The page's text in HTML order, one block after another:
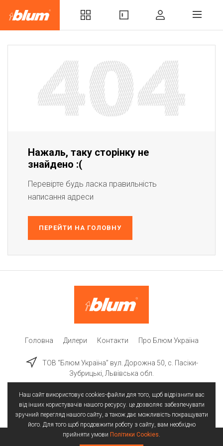
Нажаль, таку сторінку не
знайдено :(
Перевірте будь ласка правильність
написання адреси
ПЕРЕЙТИ НА ГОЛОВНУ
Головна Дилери Контакти Про Блюм Україна
ТОВ “Блюм Україна” вул. Дорожна 50, c. Пасіки-
Зубрицькі, Львівська обл.
Наш сайт використовує cookies-файли для того, щоб відрізнити вас
від інших користувачів нашого ресурсу. це дозволяє забезпечувати
зручний перегляд нашого сайту, а також дає можливість покращувати
його. Для того щоб продовжити роботу з сайту, вам необхідно
прийняти умови Політики Cookies.